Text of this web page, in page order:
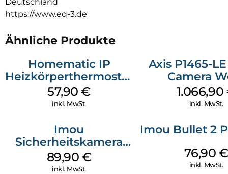
Smart wohnen, einfach komfortabel:
vom europäischen Marktführer. Lassen Sie sich von den
Vorteilen unseres Systems überzeugen und leben Sie im
Handumdrehen einfach smarter.
Kommen Sie herein:
Jedes Smart Home ist so einzigartig wie die Menschen darin.
Statten Sie unseren Referenzprojekten einen digitalen
https://www.eq-3.de
Ähnliche Produkte
Homematic IP
Heizkörperthermostat
Weiß
57,90€
inkl. MwSt.
Axis P1465-
Camera
1.066,90
inkl. MwSt.
Imou
Sicherheitskamera
Draußen IPC-F42EAP
Geschoss Weiß
89,90 €
inkl. MwSt.
Imou Bullet 2
76,90 €
inkl. MwSt.